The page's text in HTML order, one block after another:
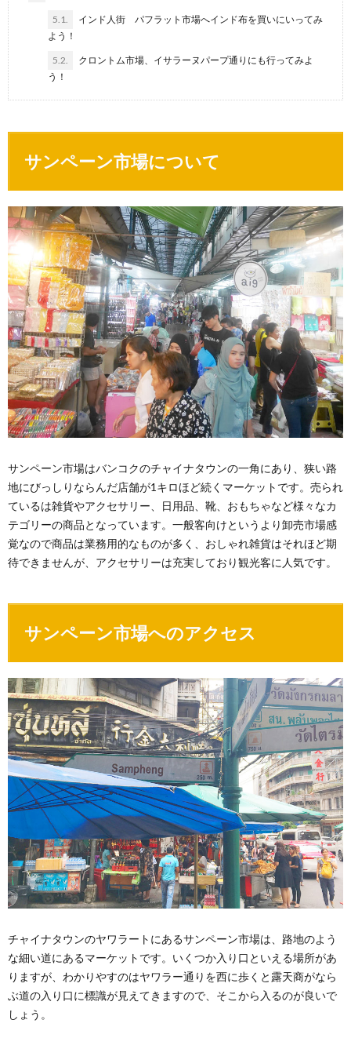
5.1.
インド人街 パフラット市場へインド布を買いにいってみ
よう！
5.2.
クロントム市場、イサラーヌパープ通りにも行ってみよ
う！
サンペーン市場について
サンペーン市場はバンコクのチャイナタウンの一角にあり、狭い路
地にびっしりならんだ店舗が1キロほど続くマーケットです。売られ
ているは雑貨やアクセサリー、日用品、靴、おもちゃなど様々なカ
テゴリーの商品となっています。一般客向けというより卸売市場感
覚なので商品は業務用的なものが多く、おしゃれ雑貨はそれほど期
待できませんが、アクセサリーは充実しており観光客に人気です。
サンペーン市場へのアクセス
チャイナタウンのヤワラートにあるサンペーン市場は、路地のよう
な細い道にあるマーケットです。いくつか入り口といえる場所があ
りますが、わかりやすのはヤワラー通りを西に歩くと露天商がなら
ぶ道の入り口に標識が見えてきますので、そこから入るのが良いで
しょう。